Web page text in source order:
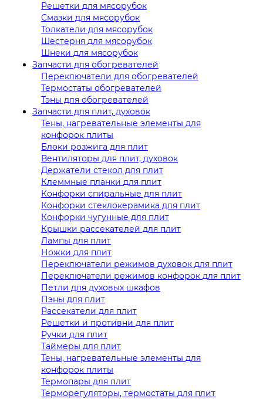
Решетки для мясорубок
Смазки для мясорубок
Толкатели для мясорубок
Шестерня для мясорубок
Шнеки для мясорубок
Запчасти для обогревателей
Переключатели для обогревателей
Термостаты обогревателей
Тэны для обогревателей
Запчасти для плит, духовок
Тены, нагревательные элементы для
конфорок плиты
Блоки розжига для плит
Вентиляторы для плит, духовок
Держатели стекол для плит
Клеммные планки для плит
Конфорки спиральные для плит
Конфорки стеклокерамика для плит
Конфорки чугунные для плит
Крышки рассекателей для плит
Лампы для плит
Ножки для плит
Переключатели режимов духовок для плит
Переключатели режимов конфорок для плит
Петли для духовых шкафов
Пэны для плит
Рассекатели для плит
Решетки и противни для плит
Ручки для плит
Таймеры для плит
Тены, нагревательные элементы для
конфорок плиты
Термопары для плит
Терморегуляторы, термостаты для плит